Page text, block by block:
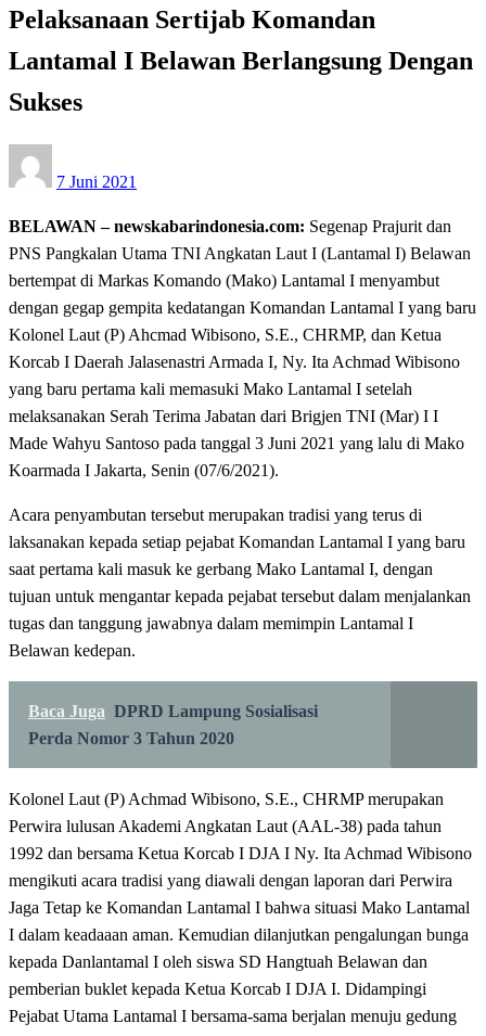
Pelaksanaan Sertijab Komandan
Lantamal I Belawan Berlangsung Dengan
Sukses
on
7 Juni 2021
BELAWAN – newskabarindonesia.com: Segenap Prajurit dan
PNS Pangkalan Utama TNI Angkatan Laut I (Lantamal I) Belawan
bertempat di Markas Komando (Mako) Lantamal I menyambut
dengan gegap gempita kedatangan Komandan Lantamal I yang baru
Kolonel Laut (P) Ahcmad Wibisono, S.E., CHRMP, dan Ketua
Korcab I Daerah Jalasenastri Armada I, Ny. Ita Achmad Wibisono
yang baru pertama kali memasuki Mako Lantamal I setelah
melaksanakan Serah Terima Jabatan dari Brigjen TNI (Mar) I I
Made Wahyu Santoso pada tanggal 3 Juni 2021 yang lalu di Mako
Koarmada I Jakarta, Senin (07/6/2021).
Acara penyambutan tersebut merupakan tradisi yang terus di
laksanakan kepada setiap pejabat Komandan Lantamal I yang baru
saat pertama kali masuk ke gerbang Mako Lantamal I, dengan
tujuan untuk mengantar kepada pejabat tersebut dalam menjalankan
tugas dan tanggung jawabnya dalam memimpin Lantamal I
Belawan kedepan.
Baca Juga DPRD Lampung Sosialisasi
Perda Nomor 3 Tahun 2020
Kolonel Laut (P) Achmad Wibisono, S.E., CHRMP merupakan
Perwira lulusan Akademi Angkatan Laut (AAL-38) pada tahun
1992 dan bersama Ketua Korcab I DJA I Ny. Ita Achmad Wibisono
mengikuti acara tradisi yang diawali dengan laporan dari Perwira
Jaga Tetap ke Komandan Lantamal I bahwa situasi Mako Lantamal
I dalam keadaaan aman. Kemudian dilanjutkan pengalungan bunga
kepada Danlantamal I oleh siswa SD Hangtuah Belawan dan
pemberian buklet kepada Ketua Korcab I DJA I. Didampingi
Pejabat Utama Lantamal I bersama-sama berjalan menuju gedung